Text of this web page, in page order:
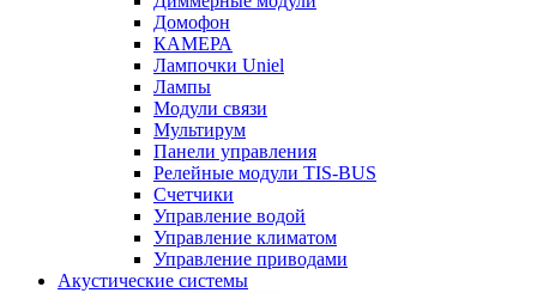
Домофон
КАМЕРА
Лампочки Uniel
Лампы
Модули связи
Мультирум
Панели управления
Релейные модули TIS-BUS
Счетчики
Управление водой
Управление климатом
Управление приводами
Акустические системы